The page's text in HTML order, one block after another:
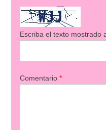
Escriba el texto mostrado
Comentario *